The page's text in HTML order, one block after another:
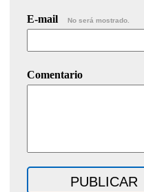
E-mail No será mostrado.
Comentario